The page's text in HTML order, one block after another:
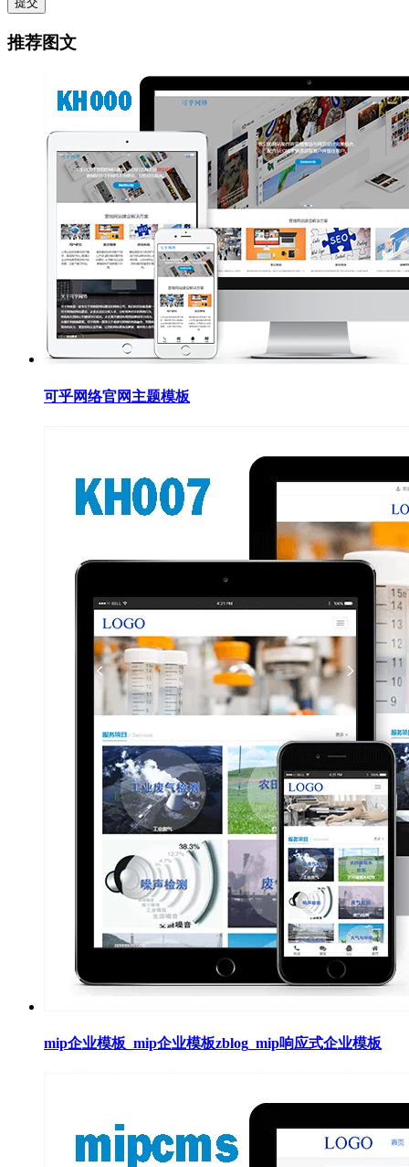
推荐图文
可乎网络官网主题模板
mip企业模板_mip企业模板zblog_mip响应式企业模板